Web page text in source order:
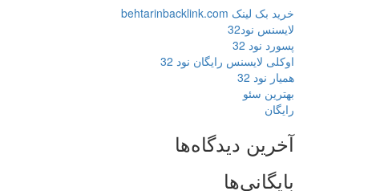
خرید بک لینک behtarinbacklink.com
لایسنس نود32
پسورد نود 32
اوکلی لایسنس رایگان نود 32
همیار نود 32
بهترین سئو
رایگان
آخرین دیدگاه‌ها
بایگانی‌ها